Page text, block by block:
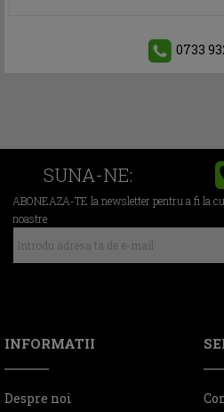
0733
SUNA-NE:
ABONEAZA-TE la newsletter pentru a fi la
noastre
INFORMATII
Despre noi